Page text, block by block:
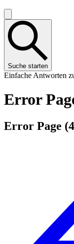
Suche starten
Einfache Antworten
Error
Error Page